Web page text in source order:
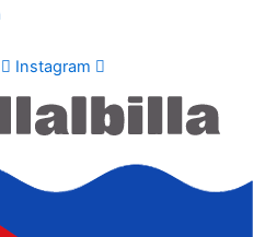
Instagram